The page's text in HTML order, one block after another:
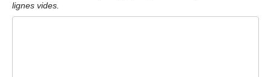
lignes vides.